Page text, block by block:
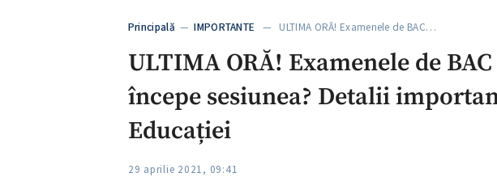
Principală —IMPORTANTE — ULTIMA ORĂ! Examenele de BAC…
ULTIMA ORĂ! Examenele de
începe sesiunea? Detalii
Educației
29 aprilie 2021, 09:41